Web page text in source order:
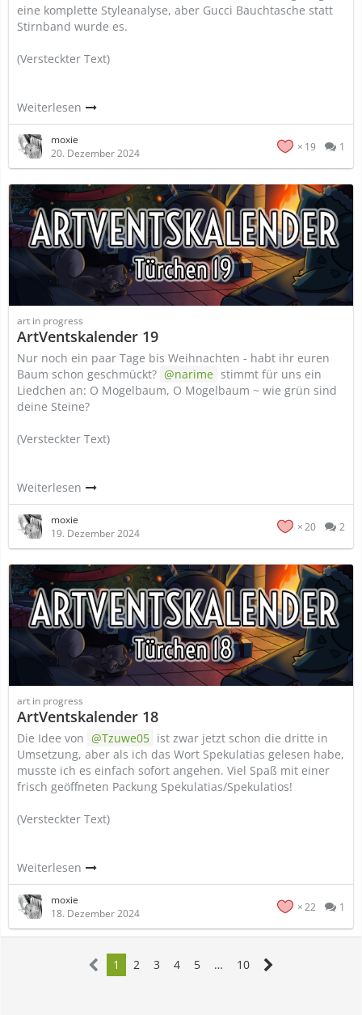
eine komplette Styleanalyse, aber Gucci Bauchtasche statt
Stirnband wurde es.
(Versteckter Text)
Weiterlesen
moxie
20. Dezember 2024
19 1
art in progress
ArtVentskalender 19
Nur noch ein paar Tage bis Weihnachten - habt ihr euren
Baum schon geschmückt?
narime stimmt für uns ein
Liedchen an: O Mogelbaum, O Mogelbaum ~ wie grün sind
deine Steine?
(Versteckter Text)
Weiterlesen
moxie
19. Dezember 2024
20 2
art in progress
ArtVentskalender 18
Die Idee von Tzuwe05 ist zwar jetzt schon die dritte in
Umsetzung, aber als ich das Wort Spekulatias gelesen habe,
musste ich es einfach sofort angehen. Viel Spaß mit einer
frisch geöffneten Packung Spekulatias/Spekulatios!
(Versteckter Text)
Weiterlesen
moxie
18. Dezember 2024
22 1
1 2 3 4 5 … 10